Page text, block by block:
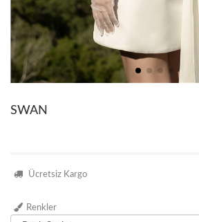
SWAN
Ücretsiz Kargo
Renkler